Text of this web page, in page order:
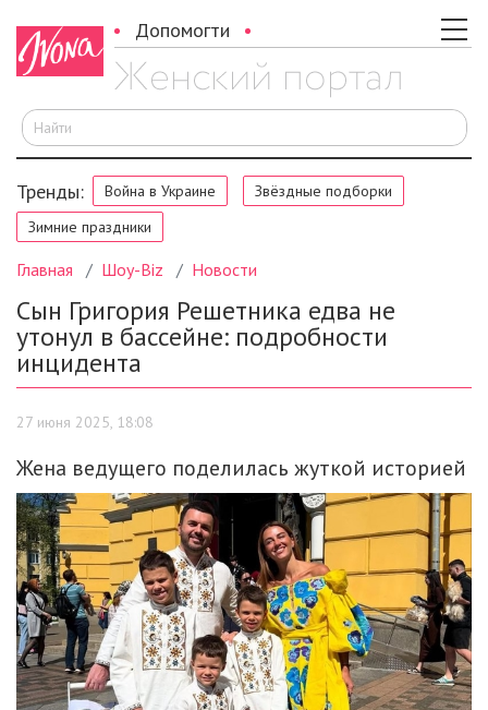
Допомогти
Тренды: Война в Украине
Звёздные подборки
Зимние праздники
Главная Шоу-Biz Новости
Сын Григория Решетника едва не
утонул в бассейне: подробности
инцидента
27 июня 2025, 18:08
Жена ведущего поделилась жуткой историей